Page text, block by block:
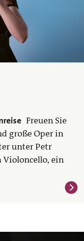
Freuen Sie
große Oper in
unter Petr
Violoncello, ein